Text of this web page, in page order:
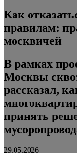
Как
правилам:
москвичей
В рамках
Москвы
рассказал,
принять
29.05.2026